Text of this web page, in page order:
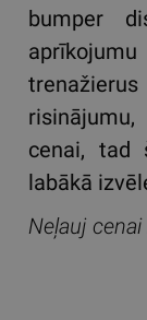
bumper
cenai, tad
labākā
Neļauj